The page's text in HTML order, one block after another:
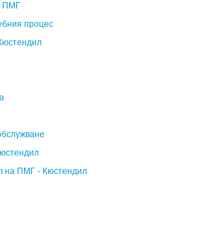
ПМГ
процес
на ПМГ - Кюстендил